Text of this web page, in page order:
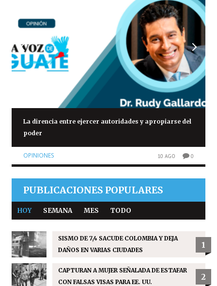
La direncia entre ejercer autoridades y apropiarse del
poder
OPINIONES 10 AGO 0
PUBLICACIONES POPULARES
HOY SEMANA MES TODO
SISMO DE 7,4 SACUDE COLOMBIA Y DEJA
DAÑOS EN VARIAS CIUDADES
1
CAPTURAN A MUJER SEÑALADA DE ESTAFAR
CON FALSAS VISAS PARA EE. UU.
2